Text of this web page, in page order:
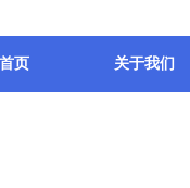
首页 关于我们